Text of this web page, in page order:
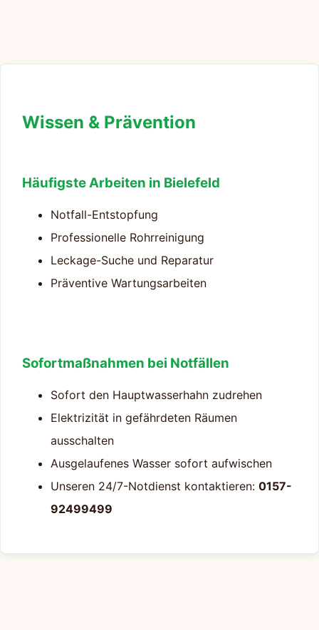
Wissen & Prävention
Häufigste Arbeiten in Bielefeld
Notfall-Entstopfung
Professionelle Rohrreinigung
Leckage-Suche und Reparatur
Präventive Wartungsarbeiten
Sofortmaßnahmen bei Notfällen
Sofort den Hauptwasserhahn zudrehen
Elektrizität in gefährdeten Räumen
ausschalten
Ausgelaufenes Wasser sofort aufwischen
Unseren 24/7-Notdienst kontaktieren: 0157-
92499499